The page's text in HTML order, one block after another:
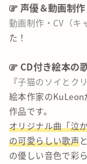
声優＆動画制作
動画制作・CV（キ
た！
CD付き絵本の
『子猫のソイとクリ
絵本作家の
作品です。
オリジナル曲「泣
の可愛らしい歌声
の優しい音色で彩